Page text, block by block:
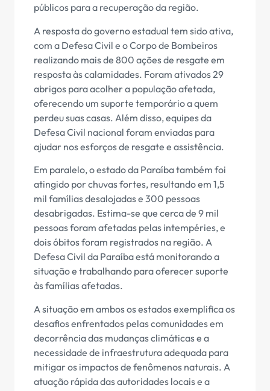
públicos para a recuperação da região.
A resposta do governo estadual tem sido ativa,
com a Defesa Civil e o Corpo de Bombeiros
realizando mais de 800 ações de resgate em
resposta às calamidades. Foram ativados 29
abrigos para acolher a população afetada,
oferecendo um suporte temporário a quem
perdeu suas casas. Além disso, equipes da
Defesa Civil nacional foram enviadas para
ajudar nos esforços de resgate e assistência.
Em paralelo, o estado da Paraíba também foi
atingido por chuvas fortes, resultando em 1,5
mil famílias desalojadas e 300 pessoas
desabrigadas. Estima-se que cerca de 9 mil
pessoas foram afetadas pelas intempéries, e
dois óbitos foram registrados na região. A
Defesa Civil da Paraíba está monitorando a
situação e trabalhando para oferecer suporte
às famílias afetadas.
A situação em ambos os estados exemplifica os
desafios enfrentados pelas comunidades em
decorrência das mudanças climáticas e a
necessidade de infraestrutura adequada para
mitigar os impactos de fenômenos naturais. A
atuação rápida das autoridades locais e a